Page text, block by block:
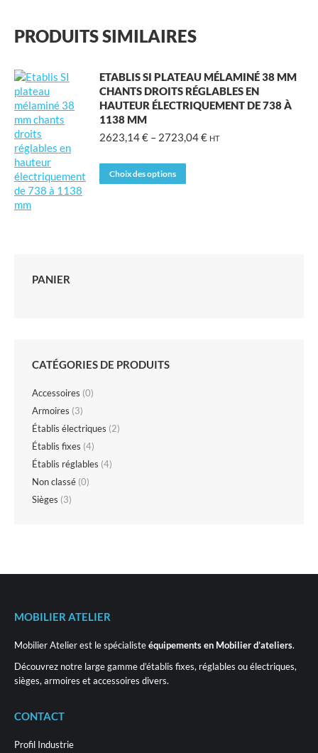
PRODUITS SIMILAIRES
ETABLIS SI PLATEAU MÉLAMINÉ 38 MM
CHANTS DROITS RÉGLABLES EN
HAUTEUR ÉLECTRIQUEMENT DE 738 À
1138 MM
2623,14€ – 2723,04€Plage
HT
Choix des options
produit
PANIER
CATÉGORIES DE PRODUITS
Accessoires (0)
Armoires (3)
Établis électriques (2)
Établis fixes (4)
Établis réglables (4)
Non classé (0)
Sièges (3)
MOBILIER ATELIER
Mobilier Atelier est le spécialisteéquipements en Mobilier d’ateliers.
Découvrez notre large gamme d’établis fixes, réglables ou électriques,
sièges, armoires et accessoires divers.
CONTACT
Profil Industrie